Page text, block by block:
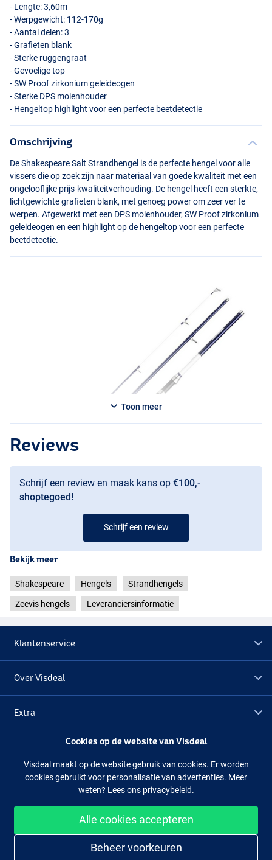
- Lengte: 3,60m
- Werpgewicht: 112-170g
- Aantal delen: 3
- Grafieten blank
- Sterke ruggengraat
- Gevoelige top
- SW Proof zirkonium geleideogen
- Sterke DPS molenhouder
- Hengeltop highlight voor een perfecte beetdetectie
Omschrijving
De Shakespeare Salt Strandhengel is de perfecte hengel voor alle
vissers die op zoek zijn naar materiaal van goede kwaliteit met een
ongelooflijke prijs-kwaliteitverhouding. De hengel heeft een sterkte,
lichtgewichte grafieten blank, met genoeg power om zeer ver te
werpen. Afgewerkt met een DPS molenhouder, SW Proof zirkonium
geleideogen en een highlight op de hengeltop voor een perfecte
beetdetectie.
Toon meer
Reviews
Schrijf een review en maak kans op €100,-
shoptegoed!
Schrijf een review
Bekijk meer
Shakespeare Hengels Strandhengels
Zeevis hengels Leveranciersinformatie
Klantenservice
Over Visdeal
Extra
Facebook Instagram
Makkelijk en veilig shoppen
Cookies op de website van Visdeal
Visdeal maakt op de website gebruik van cookies. Er worden
cookies gebruikt voor personalisatie van advertenties. Meer
weten? Lees ons privacybeleid.
Alle cookies accepteren
Beheer voorkeuren